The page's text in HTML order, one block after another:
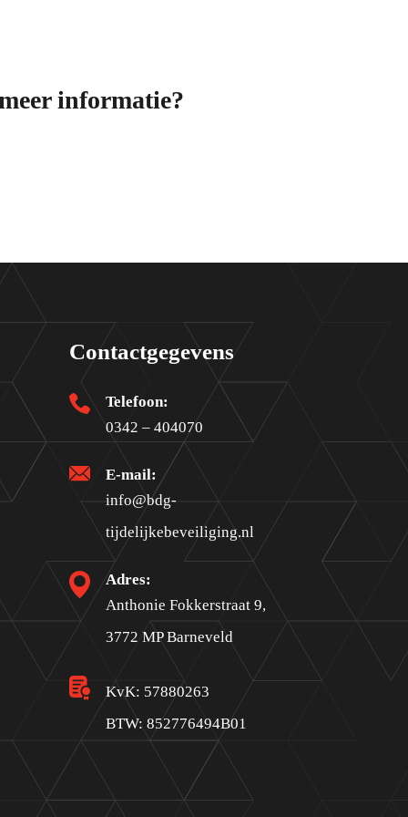
informatie?
Contactgegevens
Telefoon:
0342 – 404070
E-mail:
info@bdg-
tijdelijkebeveiliging.nl
Adres:
Anthonie Fokkerstraat 9,
3772 MP Barneveld
KvK: 57880263
BTW: 852776494B01